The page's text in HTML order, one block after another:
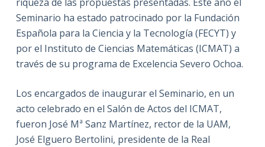
Seminario ha estado patrocinado por la Fundación
Española para la Ciencia y la Tecnología (FECYT) y
por el Instituto de Ciencias Matemáticas (ICMAT) a
través de su programa de Excelencia Severo Ochoa.
Los encargados de inaugurar el Seminario, en un
acto celebrado en el Salón de Actos del ICMAT,
fueron José Mª Sanz Martínez, rector de la UAM,
José Elguero Bertolini, presidente de la Real